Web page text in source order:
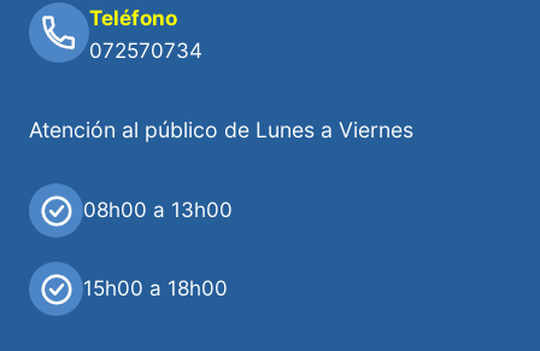
Teléfono
072570734
Atención al público de Lunes a Viernes
08h00 a 13h00
15h00 a 18h00